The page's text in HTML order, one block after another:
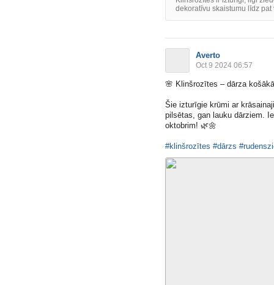
dekoratīvu skaistumu līdz pat
Averto
Oct 9 2024 06:57
🌸 Klinšrozītes – dārza
Šie izturīgie krūmi ar
pilsētas, gan lauku dārziem.
oktobrim! 🌿🌼
#klinšrozītes #dārzs